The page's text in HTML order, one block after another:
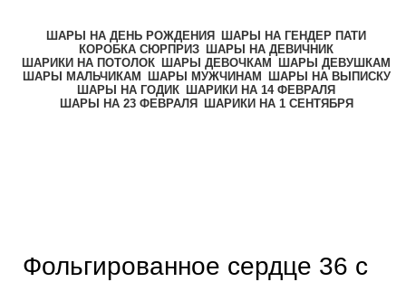
ШАРЫ НА ДЕНЬ РОЖДЕНИЯ
ШАРЫ НА ГЕНДЕР ПАТИ
КОРОБКА СЮРПРИЗ ШАРЫ НА ДЕВИЧНИК
ШАРИКИ НА ПОТОЛОК ШАРЫ ДЕВОЧКАМ
ШАРЫ ДЕВУШКАМ
ШАРЫ МАЛЬЧИКАМ
ШАРЫ МУЖЧИНАМ
ШАРЫ НА ВЫПИСКУ
ШАРЫ НА ГОДИК ШАРИКИ НА 14 ФЕВРАЛЯ
ШАРЫ НА 23 ФЕВРАЛЯ
ШАРИКИ НА 1 СЕНТЯБРЯ
Фольгированное сердце 36 с